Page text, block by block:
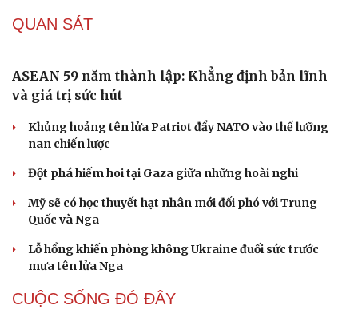
QUAN SÁT
ASEAN 59 năm thành lập: Khẳng định bản lĩnh
và giá trị sức hút
Khủng hoảng tên lửa Patriot đẩy NATO vào thế lưỡng
nan chiến lược
Đột phá hiếm hoi tại Gaza giữa những hoài nghi
Mỹ sẽ có học thuyết hạt nhân mới đối phó với Trung
Quốc và Nga
Lỗ hổng khiến phòng không Ukraine đuối sức trước
mưa tên lửa Nga
CUỘC SỐNG ĐÓ ĐÂY